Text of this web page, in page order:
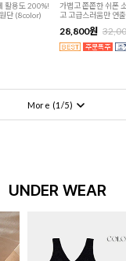
활용도 200%!
단 (8color)
가볍고 쫀쫀한 쉬폰
고 고급스러움만 연
28,800원
More (1 /5)
UNDER WEAR